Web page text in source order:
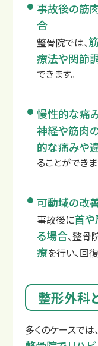
整骨院と整形外科の違
事故後の筋
合
整骨院では、
療法や関節
できます。
慢性的な痛
神経や筋肉
的な痛みや
ることができま
可動域の改
事故後に首や
る場合、整骨
療を行い、回
整形外科
多くのケースでは、